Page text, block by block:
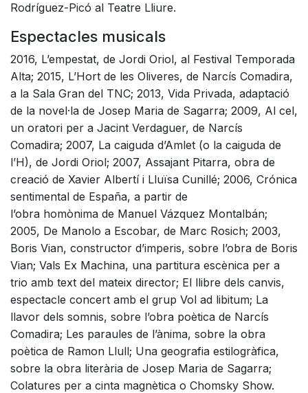
Rodríguez-Picó al Teatre Lliure.
Espectacles musicals
2016, L’empestat, de Jordi Oriol, al Festival Temporada
Alta; 2015, L’Hort de les Oliveres, de Narcís Comadira,
a la Sala Gran del TNC; 2013, Vida Privada, adaptació
de la novel·la de Josep Maria de Sagarra; 2009, Al cel,
un oratori per a Jacint Verdaguer, de Narcís
Comadira; 2007, La caiguda d’Amlet (o la caiguda de
l’H), de Jordi Oriol; 2007, Assajant Pitarra, obra de
creació de Xavier Albertí i Lluïsa Cunillé; 2006, Crónica
sentimental de España, a partir de
l’obra homònima de Manuel Vázquez Montalbán;
2005, De Manolo a Escobar, de Marc Rosich; 2003,
Boris Vian, constructor d’imperis, sobre l’obra de Boris
Vian; Vals Ex Machina, una partitura escènica per a
trio amb text del mateix director; El llibre dels canvis,
espectacle concert amb el grup Vol ad libitum; La
llavor dels somnis, sobre l’obra poètica de Narcís
Comadira; Les paraules de l’ànima, sobre la obra
poètica de Ramon Llull; Una geografia estilogràfica,
sobre la obra literària de Josep Maria de Sagarra;
Colatures per a cinta magnètica o Chomsky Show.